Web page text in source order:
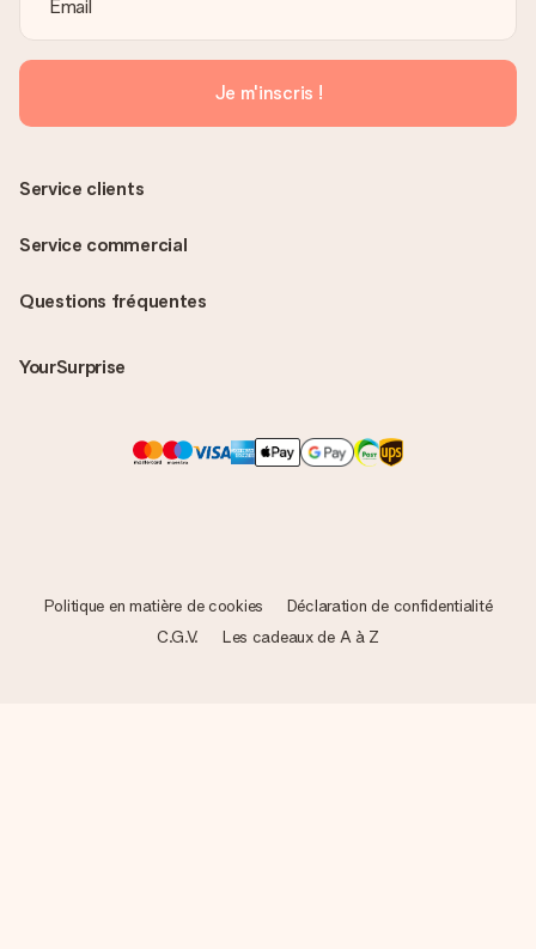
Je m'inscris !
Questions fréquentes
YourSurprise
Service clients
Service commercial
Politique en matière de cookies
Déclaration de confidentialité
C.G.V.
Les cadeaux de A à Z